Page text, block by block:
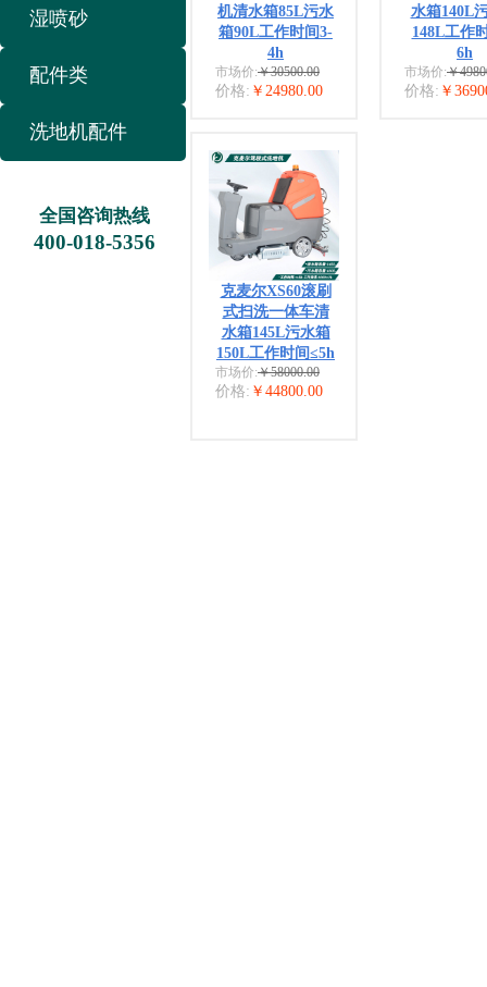
机清水箱85L污水
箱90L工作时间3-
4h
市场价:￥30500.00
价格: ￥24980.00
水箱140L
148L工作
6h
市场价:￥
价格: ￥
克麦尔XS60滚刷
式扫洗一体车清
水箱145L污水箱
150L工作时间≤5h
市场价:￥58000.00
价格: ￥44800.00
湿喷砂
配件类
洗地机配件
全国咨询热线
400-018-5356